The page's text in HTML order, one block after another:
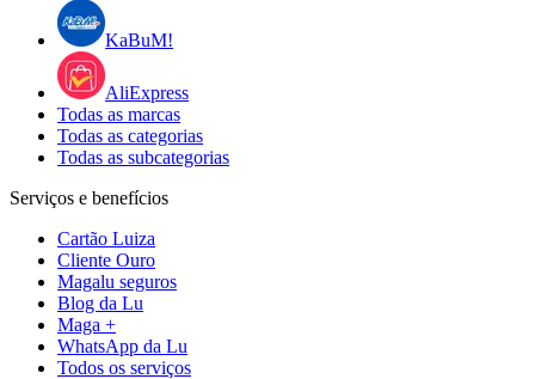
KaBuM!
AliExpress
Todas as marcas
Todas as categorias
Todas as subcategorias
Serviços e benefícios
Cartão Luiza
Cliente Ouro
Magalu seguros
Blog da Lu
Maga +
WhatsApp da Lu
Todos os serviços